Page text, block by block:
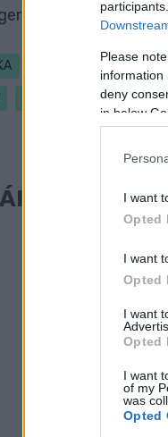
Please
information
deny
in below
I want
Opted
I want
Opted
I want
Opted
I want
of my
was
Opted
Péter.
Szombathelyi